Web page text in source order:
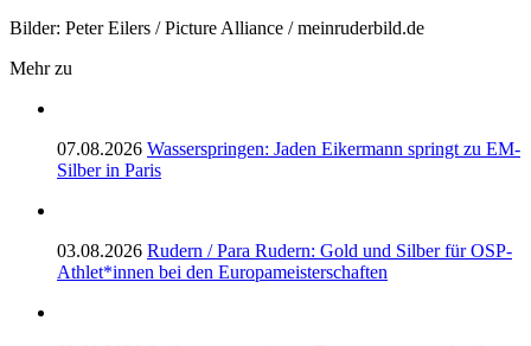
Bilder: Peter Eilers / Picture Alliance / meinruderbild.de
Mehr zu
07.08.2026 Wasserspringen: Jaden Eikermann springt zu EM-
Silber in Paris
03.08.2026 Rudern / Para Rudern: Gold und Silber für OSP-
Athlet*innen bei den Europameisterschaften